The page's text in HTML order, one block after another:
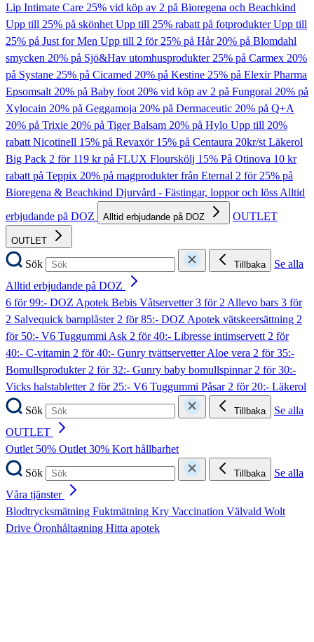
Lip Intimate Care 25% vid köp av 2 på Bioregena och Beachkind
Upp till 25% på skönhetUpp till 25% rabatt på fotprodukterUpp till
25% på Just for Men Upp till 2 för 25% på Hår20% på Blomdahl
smycken 20% på Sjö&Hav utomhusprodukter25% på Carmex 20%
på Systane 25% på Cicamed 20% på Kestine 25% på Elexir Pharma
Epsomsalt20% på Baby foot20% vid köp av 2 på Fungoral 20% på
Xylocain 20% på Geggamoja 20% på Dermaceutic 20% på Q+A
20% på Trixie 20% på Tiger Balsam 20% på Hylo Upp till 20%
rabatt Nicotinell 15% på Revaxör 15% på Centaura 20kr/st Läkerol
Big Pack 2 för 119 kr på FLUX Flourskölj 15% På Otinova 10 kr
rabatt på Teppix 20% på magprodukter från Eternal 2 för 25% på
Bioregena & Beachkind Djurvård - Fästingar, loppor och lössAlltid
erbjudande på DOZ
Alltid erbjudande på DOZ OUTLET
OUTLET
Sök Tillbaka
Se alla
Alltid erbjudande på DOZ
6 för 99:- DOZ Apotek Bebis Våtservetter3 för 2 Allevo bars 3 för
2 Salvequick barnplåster2 för 85:- DOZ Apotek vätskeersättning 2
för 50:- V6 Tuggummi Ask 2 för 40:- Libresse intimservett2 för
40:- C-vitamin 2 för 40:- Gunry tvättservetter Aloe vera 2 för 35:-
Bomullsprodukter2 för 32:- Gunry baby bomullspinnar2 för 30:-
Vicks halstabletter2 för 25:- V6 Tuggummi Påsar2 för 20:- Läkerol
Sök
Tillbaka
Se alla
OUTLET
Outlet 50% Outlet 30% Kort hållbarhet
Sök
Tillbaka
Se alla
Våra tjänster
Blodtrycksmätning Fuktmätning Kry Vaccination Välvald Wolt
Drive Öronhåltagning Hitta apotek